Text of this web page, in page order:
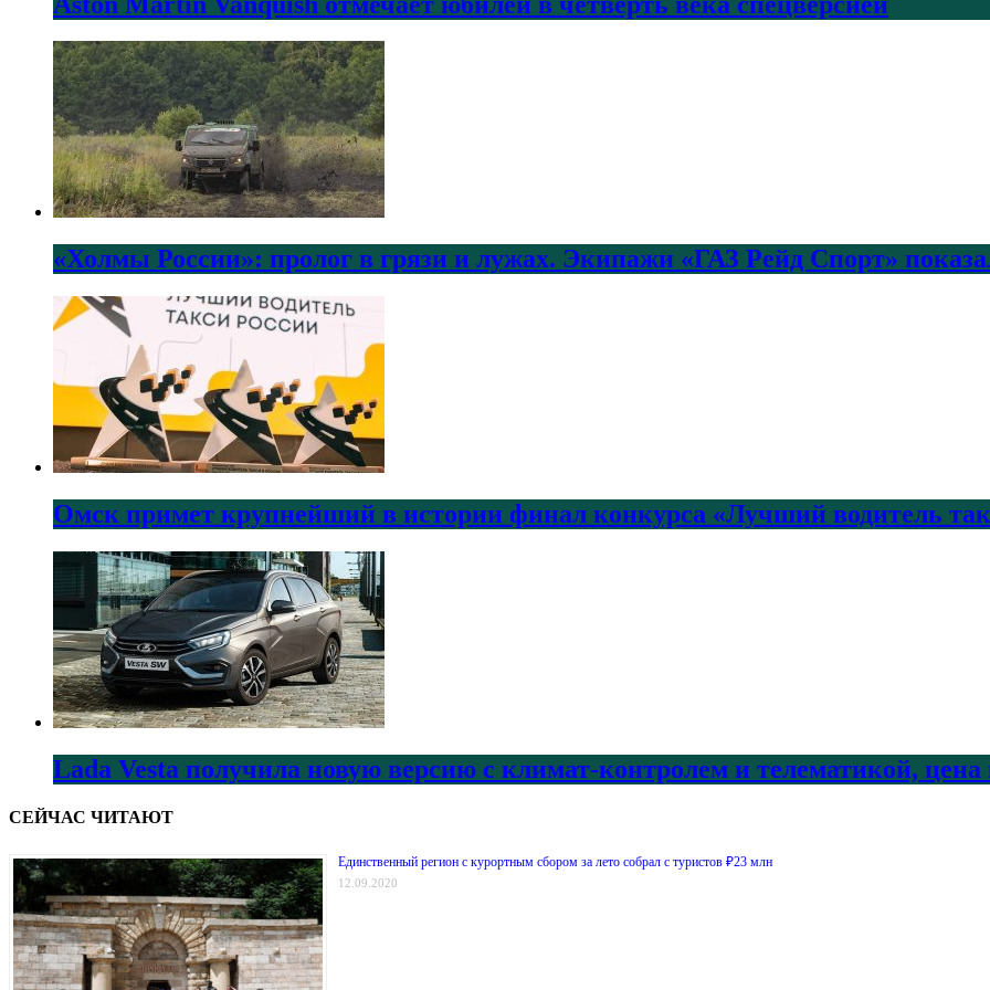
«Холмы России»: пролог в грязи и лужах. Экипажи «ГАЗ Рейд Спорт»
Омск примет крупнейший в истории финал конкурса «Лучший водитель
Lada Vesta получила новую версию с климат-контролем и телематикой, цена
СЕЙЧАС ЧИТАЮТ
Единственный регион с курортным сбором за лето собрал с туристов ₽23 млн
12.09.2020